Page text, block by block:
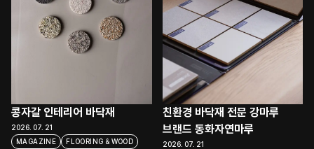
콩자갈 인테리어 바닥재
MAGAZINE FLOORING & WOOD
2026. 07. 21
친환경 바닥재 전문 강마루
브랜드 동화자연마루
2026. 07. 21